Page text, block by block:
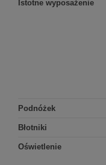
Istotne wyposażenie
Podnóżek
Błotniki
Oświetlenie